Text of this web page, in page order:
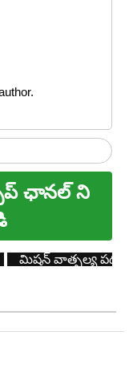
ఛానల్ ని
మిషన్ వాత్సల్య పథకం